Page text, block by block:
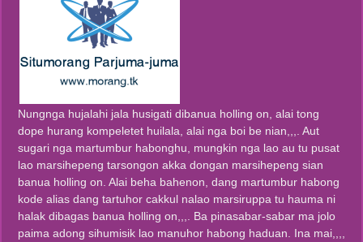
Nungnga hujalahi jala husigati dibanua holling on, alai tong
dope hurang kompeletet huilala, alai nga boi be nian,,,. Aut
sugari nga martumbur habonghu, mungkin nga lao au tu pusat
lao marsihepeng tarsongon akka dongan marsihepeng sian
banua holling on. Alai beha bahenon, dang martumbur habong
kode alias dang tartuhor cakkul nalao marsiruppa tu hauma ni
halak dibagas banua holling on,,,. Ba pinasabar-sabar ma jolo
paima adong sihumisik lao manuhor habong haduan. Ina mai,,,,